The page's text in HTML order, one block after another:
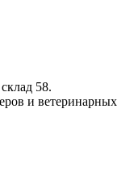
58.
и ветеринарных